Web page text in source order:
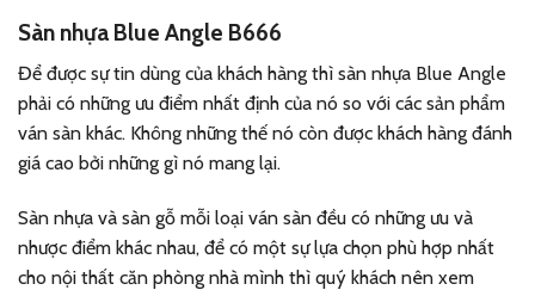
Sàn nhựa Blue Angle B666
Để được sự tin dùng của khách hàng thì sàn nhựa Blue Angle
phải có những ưu điểm nhất định của nó so với các sản phẩm
ván sàn khác. Không những thế nó còn được khách hàng đánh
giá cao bởi những gì nó mang lại.
Sàn nhựa và sàn gỗ mỗi loại ván sàn đều có những ưu và
nhược điểm khác nhau, để có một sự lựa chọn phù hợp nhất
cho nội thất căn phòng nhà mình thì quý khách nên xem